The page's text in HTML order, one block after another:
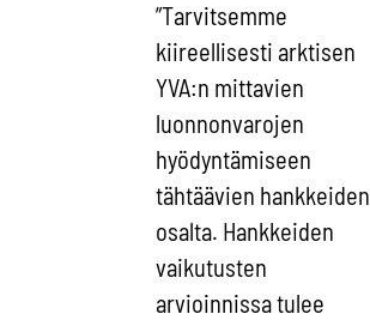
”Tarvitsemme
kiireellisesti arktisen
YVA:n mittavien
luonnonvarojen
hyödyntämiseen
tähtäävien hankkeiden
osalta. Hankkeiden
vaikutusten
arvioinnissa tulee